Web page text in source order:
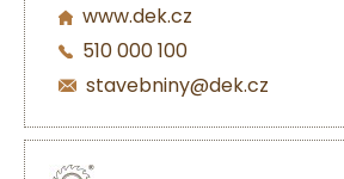
www.dek.cz
510 000 100
stavebniny@dek.cz